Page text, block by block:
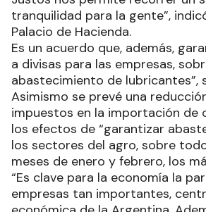
tranquilidad para la gente”,
Palacio de Hacienda.
Es un acuerdo que, además,
a divisas para las empresas,
abastecimiento de lubricantes”,
Asimismo se prevé una
impuestos en la importación de
los efectos de “garantizar
los sectores del agro, sobre
meses de enero y febrero, los
“Es clave para la economía la
empresas tan importantes,